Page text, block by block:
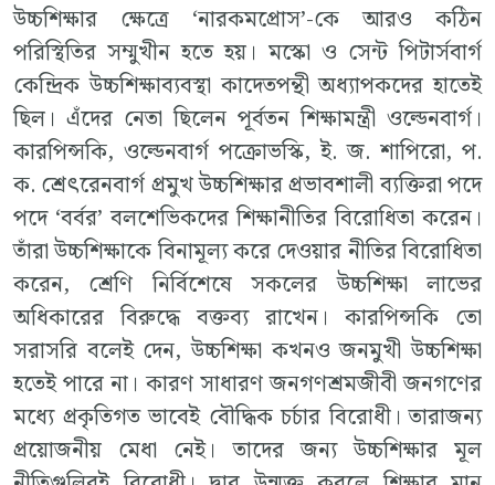
উচ্চশিক্ষার ক্ষেত্রে ‘নারকমপ্রোস’-কে আরও কঠিন
পরিস্থিতির সম্মুখীন হতে হয়। মস্কো ও সেন্ট পিটার্সবার্গ
কেন্দ্রিক উচ্চশিক্ষাব্যবস্থা কাদেতপন্থী অধ্যাপকদের হাতেই
ছিল। এঁদের নেতা ছিলেন পূর্বতন শিক্ষামন্ত্রী ওল্ডেনবার্গ।
কারপিন্সকি, ওল্ডেনবার্গ পক্রোভস্কি, ই. জ. শাপিরো, প.
ক. শ্রেৎরেনবার্গ প্রমুখ উচ্চশিক্ষার প্রভাবশালী ব্যক্তিরা পদে
পদে ‘বর্বর’ বলশেভিকদের শিক্ষানীতির বিরোধিতা করেন।
তাঁরা উচ্চশিক্ষাকে বিনামূল্য করে দেওয়ার নীতির বিরোধিতা
করেন, শ্রেণি নির্বিশেষে সকলের উচ্চশিক্ষা লাভের
অধিকারের বিরুদ্ধে বক্তব্য রাখেন। কারপিন্সকি তো
সরাসরি বলেই দেন, উচ্চশিক্ষা কখনও জনমুখী উচ্চশিক্ষা
হতেই পারে না। কারণ সাধারণ জনগণশ্রমজীবী জনগণের
মধ্যে প্রকৃতিগত ভাবেই বৌদ্ধিক চর্চার বিরোধী। তারাজন্য
প্রয়োজনীয় মেধা নেই। তাদের জন্য উচ্চশিক্ষার মূল